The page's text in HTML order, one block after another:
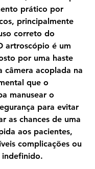
prático por
principalmente
correto do
artroscópio é um
por uma haste
câmera acoplada na
que o
manusear o
para evitar
as chances de uma
aos pacientes,
complicações ou
indefinido.